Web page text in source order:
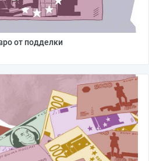
от подделки